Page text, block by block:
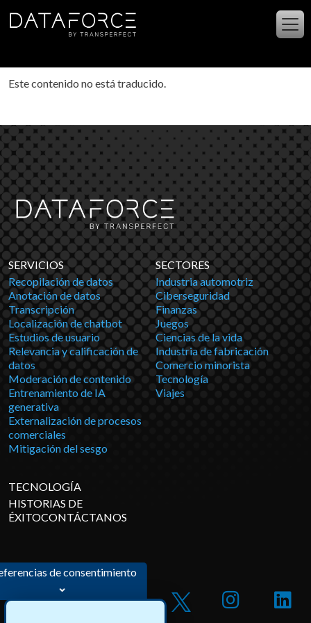
Este contenido no está traducido.
SERVICIOS
Recopilación de datos
Anotación de datos
Transcripción
Localización de chatbot
Estudios de usuario
Relevancia y calificación de
datos
Moderación de contenido
Entrenamiento de IA
generativa
Externalización de procesos
comerciales
Mitigación del sesgo
SECTORES
Industria automotriz
Ciberseguridad
Finanzas
Juegos
Ciencias de la vida
Industria de fabricación
Comercio minorista
Tecnología
Viajes
TECNOLOGÍA
HISTORIAS DE
ÉXITOCONTÁCTANOS
de consentimiento